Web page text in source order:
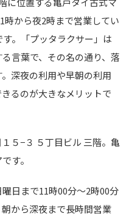
時から夜2時まで営業してい
。「プッタラクサー」は
言葉で、その名の通り、落
深夜の利用や早朝の利用
るのが大きなメリットで
５−３ ５丁目ビル 三階。亀
す。
日まで11時00分～2時00分
から深夜まで長時間営業